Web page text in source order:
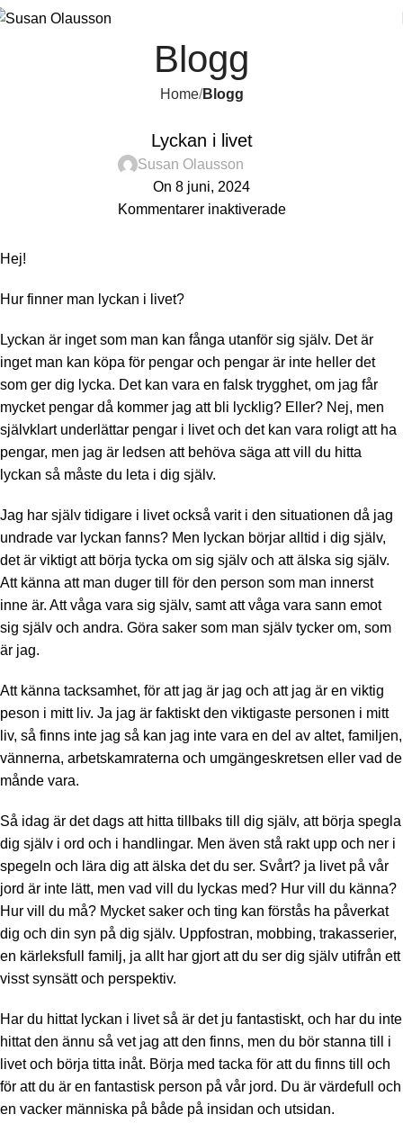
Blogg
Home Blogg
Lyckan i livet
Susan Olausson
On 8 juni, 2024
Kommentarer inaktiverade
Hej!
Hur finner man lyckan i livet?
Lyckan är inget som man kan fånga utanför sig själv. Det är
inget man kan köpa för pengar och pengar är inte heller det
som ger dig lycka. Det kan vara en falsk trygghet, om jag får
mycket pengar då kommer jag att bli lycklig? Eller? Nej, men
självklart underlättar pengar i livet och det kan vara roligt att ha
pengar, men jag är ledsen att behöva säga att vill du hitta
lyckan så måste du leta i dig själv.
Jag har själv tidigare i livet också varit i den situationen då jag
undrade var lyckan fanns? Men lyckan börjar alltid i dig själv,
det är viktigt att börja tycka om sig själv och att älska sig själv.
Att känna att man duger till för den person som man innerst
inne är. Att våga vara sig själv, samt att våga vara sann emot
sig själv och andra. Göra saker som man själv tycker om, som
är jag.
Att känna tacksamhet, för att jag är jag och att jag är en viktig
peson i mitt liv. Ja jag är faktiskt den viktigaste personen i mitt
liv, så finns inte jag så kan jag inte vara en del av altet, familjen,
vännerna, arbetskamraterna och umgängeskretsen eller vad de
månde vara.
Så idag är det dags att hitta tillbaks till dig själv, att börja spegla
dig själv i ord och i handlingar. Men även stå rakt upp och ner i
spegeln och lära dig att älska det du ser. Svårt? ja livet på vår
jord är inte lätt, men vad vill du lyckas med? Hur vill du känna?
Hur vill du må? Mycket saker och ting kan förstås ha påverkat
dig och din syn på dig själv. Uppfostran, mobbing, trakasserier,
en kärleksfull familj, ja allt har gjort att du ser dig själv utifrån ett
visst synsätt och perspektiv.
Har du hittat lyckan i livet så är det ju fantastiskt, och har du inte
hittat den ännu så vet jag att den finns, men du bör stanna till i
livet och börja titta inåt. Börja med tacka för att du finns till och
för att du är en fantastisk person på vår jord. Du är värdefull och
en vacker människa på både på insidan och utsidan.